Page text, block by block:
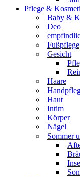
Pflege &
Baby &
Deo
Fußpflege
Gesicht
Haare
Haut
Intim
Körper
Nägel
Sommer